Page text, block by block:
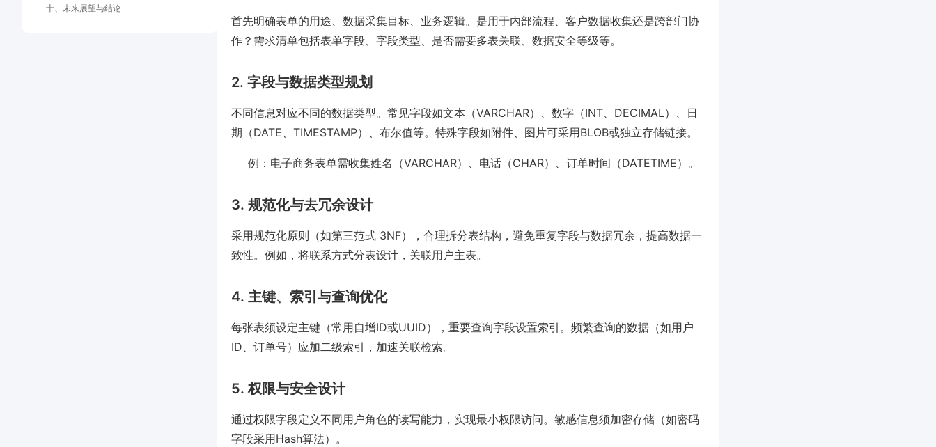
十、未来展望与结论
首先明确表单的用途、数据采集目标、业务逻辑。是用于内部流程、客户数据收集还是跨部门协
作？需求清单包括表单字段、字段类型、是否需要多表关联、数据安全等级等。
2. 字段与数据类型规划
不同信息对应不同的数据类型。常见字段如文本（VARCHAR）、数字（INT、DECIMAL）、日
期（DATE、TIMESTAMP）、布尔值等。特殊字段如附件、图片可采用BLOB或独立存储链接。
例：电子商务表单需收集姓名（VARCHAR）、电话（CHAR）、订单时间（DATETIME）。
3. 规范化与去冗余设计
采用规范化原则（如第三范式 3NF），合理拆分表结构，避免重复字段与数据冗余，提高数据一
致性。例如，将联系方式分表设计，关联用户主表。
4. 主键、索引与查询优化
每张表须设定主键（常用自增ID或UUID），重要查询字段设置索引。频繁查询的数据（如用户
ID、订单号）应加二级索引，加速关联检索。
5. 权限与安全设计
通过权限字段定义不同用户角色的读写能力，实现最小权限访问。敏感信息须加密存储（如密码
字段采用Hash算法）。